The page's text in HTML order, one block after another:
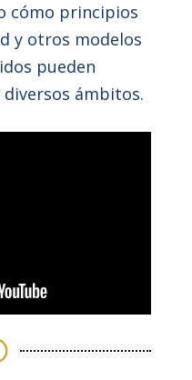
cómo principios
y otros modelos
pueden
ámbitos.